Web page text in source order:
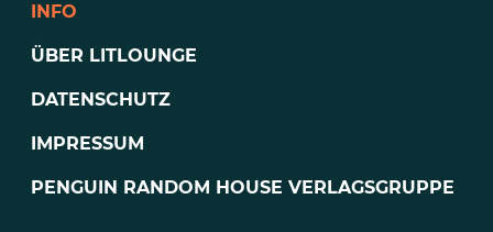
INFO
ÜBER LITLOUNGE
DATENSCHUTZ
IMPRESSUM
PENGUIN RANDOM HOUSE VERLAGSGRUPPE